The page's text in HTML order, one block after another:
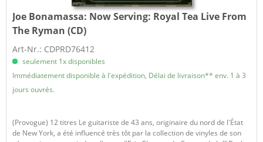
Joe Bonamassa: Now Serving: Royal Tea Live From
The Ryman (CD)
Art-Nr.: CDPRD76412
seulement 1x disponibles
Immédiatement disponible à l'expédition, Délai de livraison** env. 1 à 3
jours ouvrés.
(Provogue) 12 titres Le guitariste de 43 ans, originaire du nord de l'État
de New York, a été influencé très tôt par la collection de vinyles de son